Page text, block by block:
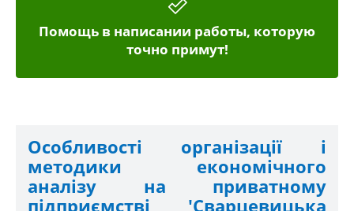
Помощь в написании работы, которую
точно примут!
Особливості організації і
методики економічного
аналізу на приватному
підприємстві 'Сварцевицька